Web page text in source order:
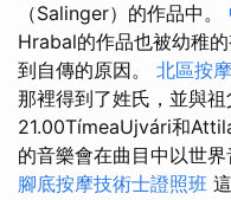
（Salinger）的作品中。
Hrabal的作品也被幼稚
到自傳的原因。 北區按摩
那裡得到了姓氏，並與祖
21.00TímeaUjvári和
的音樂會在曲目中以世界
腳底按摩技術士證照班